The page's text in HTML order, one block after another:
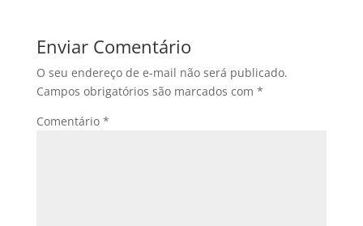
Enviar Comentário
O seu endereço de e-mail não será publicado.
Campos obrigatórios são marcados com *
Comentário *